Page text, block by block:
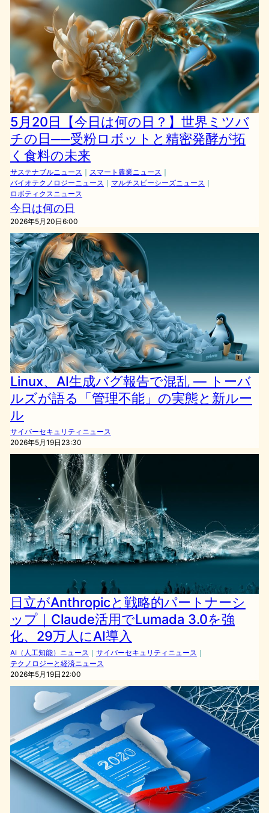
5月20日【今日は何の日？】世界ミツバ
チの日──受粉ロボットと精密発酵が拓
く食料の未来
サステナブルニュース ｜ スマート農業ニュース ｜
バイオテクノロジーニュース ｜ マルチスピーシーズニュース ｜
ロボティクスニュース
今日は何の日
2026年5月20日6:00
Linux、AI生成バグ報告で混乱 ― トーバ
ルズが語る「管理不能」の実態と新ルー
ル
サイバーセキュリティニュース
2026年5月19日23:30
日立がAnthropicと戦略的パートナーシ
ップ｜Claude活用でLumada 3.0を強
化、29万人にAI導入
AI（人工知能）ニュース ｜ サイバーセキュリティニュース ｜
テクノロジーと経済ニュース
2026年5月19日22:00